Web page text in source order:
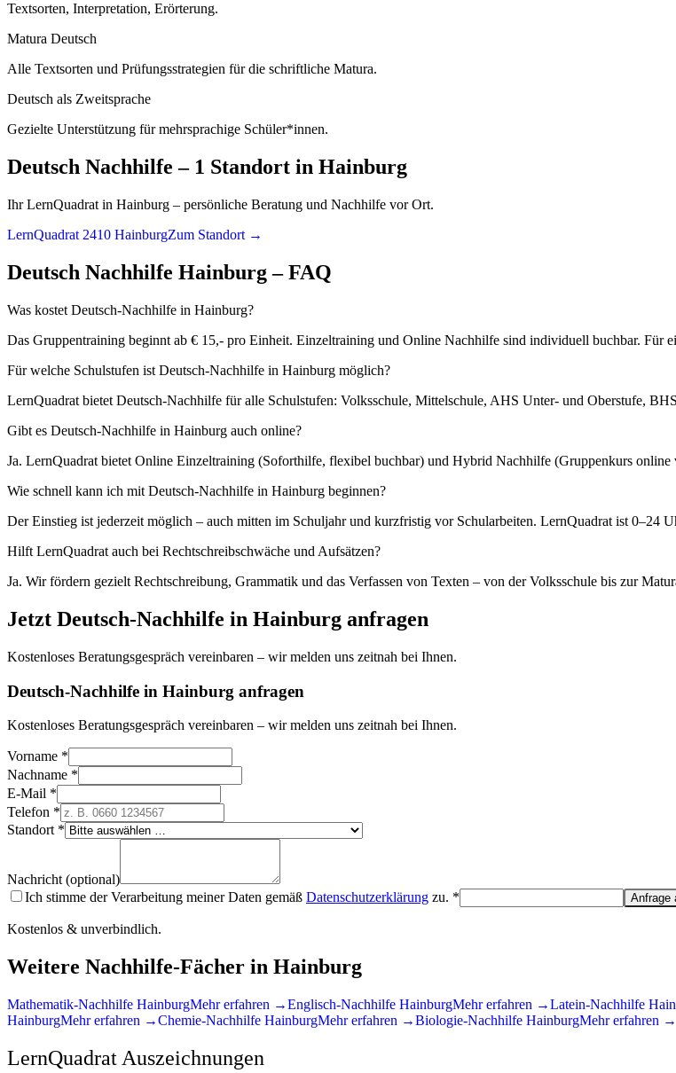
Textsorten, Interpretation, Erörterung.
Matura Deutsch
Alle Textsorten und Prüfungsstrategien für die schriftliche Matura.
Deutsch als Zweitsprache
Gezielte Unterstützung für mehrsprachige Schüler*innen.
Deutsch Nachhilfe – 1 Standort in Hainburg
Ihr LernQuadrat in Hainburg – persönliche Beratung und Nachhilfe vor Ort.
LernQuadrat 2410 HainburgZum Standort →
Deutsch Nachhilfe Hainburg– FAQ
Was kostet Deutsch-Nachhilfe in Hainburg?
Das Gruppentraining beginnt ab € 15,- pro Einheit. Einzeltraining und Online Nachhilfe sind individuell buchbar. Für
Für welche Schulstufen ist Deutsch-Nachhilfe in Hainburg möglich?
LernQuadrat bietet Deutsch-Nachhilfe für alle Schulstufen: Volksschule, Mittelschule, AHS Unter- und Oberstufe,
Gibt es Deutsch-Nachhilfe in Hainburg auch online?
Ja. LernQuadrat bietet Online Einzeltraining (Soforthilfe, flexibel buchbar) und Hybrid Nachhilfe (Gruppenkurs
Wie schnell kann ich mit Deutsch-Nachhilfe in Hainburg beginnen?
Der Einstieg ist jederzeit möglich – auch mitten im Schuljahr und kurzfristig vor Schularbeiten. LernQuadrat ist 0–24
Hilft LernQuadrat auch bei Rechtschreibschwäche und Aufsätzen?
Ja. Wir fördern gezielt Rechtschreibung, Grammatik und das Verfassen von Texten – von der Volksschule bis zur
Jetzt Deutsch-Nachhilfe in Hainburg anfragen
Kostenloses Beratungsgespräch vereinbaren – wir melden uns zeitnah bei Ihnen.
Deutsch-Nachhilfe in Hainburg anfragen
Kostenloses Beratungsgespräch vereinbaren – wir melden uns zeitnah bei Ihnen.
Vorname *
Nachname *
E-Mail *
Telefon *
Standort *
Nachricht (optional)
Ich stimme der Verarbeitung meiner Daten gemäß Datenschutzerklärung zu. * Anfrage
Kostenlos & unverbindlich.
Weitere Nachhilfe-Fächer in Hainburg
Mathematik-Nachhilfe HainburgMehr erfahren →Englisch-Nachhilfe HainburgMehr erfahren →Latein-Nachhilfe
HainburgMehr erfahren →Chemie-Nachhilfe HainburgMehr erfahren →Biologie-Nachhilfe HainburgMehr erfahren →
LernQuadrat Auszeichnungen